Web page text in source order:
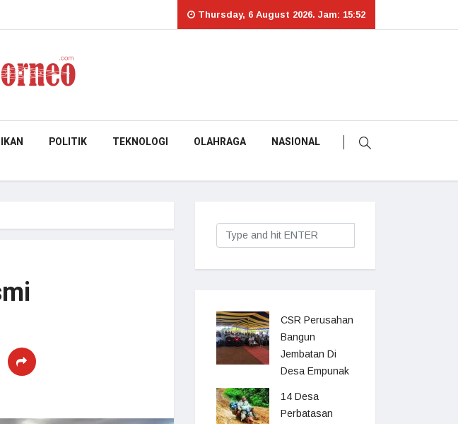
Thursday, 6 August 2026. Jam: 15:52
POLITIK TEKNOLOGI OLAHRAGA NASIONAL
CSR Perusahan
Bangun
Jembatan Di
Desa Empunak
14 Desa
Perbatasan